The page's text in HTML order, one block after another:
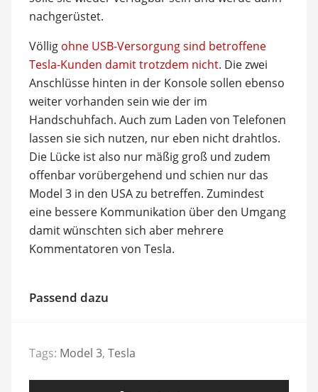
nachgerüstet.
Völlig ohne USB-Versorgung sind betroffene
Tesla-Kunden damit trotzdem nicht. Die zwei
Anschlüsse hinten in der Konsole sollen ebenso
weiter vorhanden sein wie der im
Handschuhfach. Auch zum Laden von Telefonen
lassen sie sich nutzen, nur eben nicht drahtlos.
Die Lücke ist also nur mäßig groß und zudem
offenbar vorübergehend und schien nur das
Model 3 in den USA zu betreffen. Zumindest
eine bessere Kommunikation über den Umgang
damit wünschten sich aber mehrere
Kommentatoren von Tesla.
Passend dazu
Tags: Model 3, Tesla